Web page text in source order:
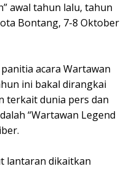
awal tahun lalu, tahun
Bontang, 7-8 Oktober
acara Wartawan
ini bakal dirangkai
terkait dunia pers dan
“Wartawan Legend
lantaran dikaitkan